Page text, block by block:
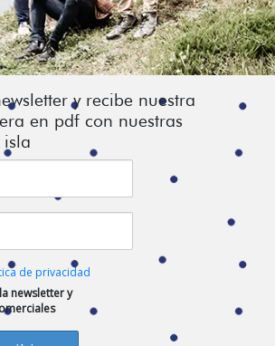
y recibe nuestra
en pdf con nuestras
isla
de privacidad
newsletter y